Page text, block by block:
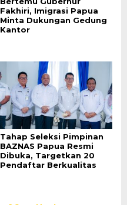
Fakhiri, Imigrasi Papua
Minta Dukungan Gedung
Kantor
Tahap Seleksi Pimpinan
BAZNAS Papua Resmi
Dibuka, Targetkan 20
Pendaftar Berkualitas